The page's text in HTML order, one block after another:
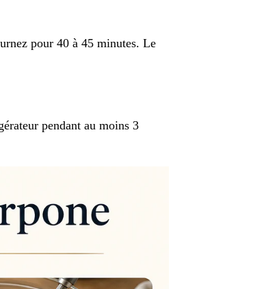
pour 40 à 45 minutes. Le
pendant au moins 3